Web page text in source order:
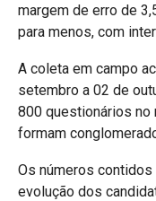
margem de erro de
para menos, com
A coleta em campo
setembro a 02 de
800 questionários no
formam
Os números
evolução dos